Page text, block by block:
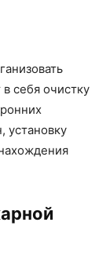
себя очистку
установку